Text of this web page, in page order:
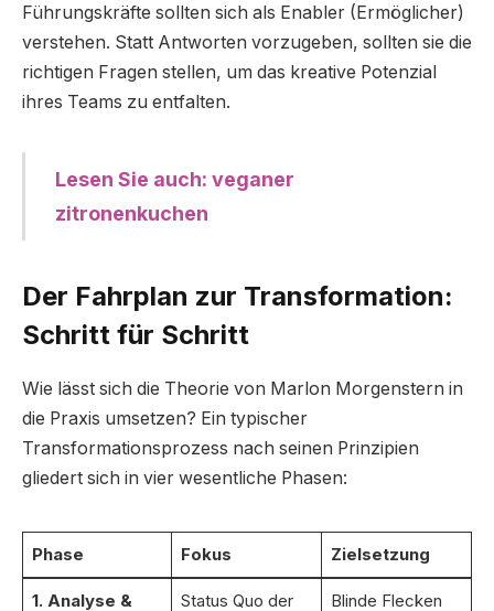
Führungskräfte sollten sich als Enabler (Ermöglicher)
verstehen. Statt Antworten vorzugeben, sollten sie die
richtigen Fragen stellen, um das kreative Potenzial
ihres Teams zu entfalten.
Lesen Sie auch: veganer
zitronenkuchen
Der Fahrplan zur Transformation:
Schritt für Schritt
Wie lässt sich die Theorie von Marlon Morgenstern in
die Praxis umsetzen? Ein typischer
Transformationsprozess nach seinen Prinzipien
gliedert sich in vier wesentliche Phasen:
Phase Fokus Zielsetzung
1. Analyse &
Status Quo der
Blinde Flecken